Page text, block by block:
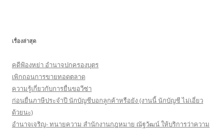
รั
:
เรื่องล่าสุด
คดีฟ้องหย่า อำนาจปกครองบุตร
เพิกถอนการขายทอดตลาด
ความรู้เกี่ยวกับการยื่นขอวีซ่า
ก่อนยื่นภาษีประจำปี นักบัญชีบอกลูกค้าหรือยัง (งานนี้ นักบัญชี ไม่เอี่ยว
ด้วยนะ)
อำนาจเจริญ- ทนายความ สำนักงานกฎหมาย ณัฐวัฒน์ ให้บริการว่าความ